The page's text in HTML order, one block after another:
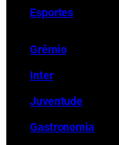
Esportes
Grêmio
Inter
Juventude
Gastronomia